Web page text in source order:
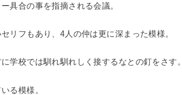
具合の事を指摘される会議。
リフもあり、4人の仲は更に深まった模様。
学校では馴れ馴れしく接するなとの釘をさす。
る模様。